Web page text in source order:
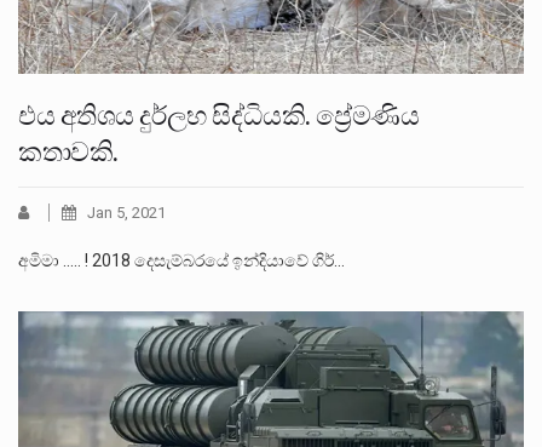
එය අතිශය දුර්ලභ සිද්ධියකි. ප්‍රේමණිය
කතාවකි.
Jan 5, 2021
අමිමා ..... ! 2018 දෙසැම්බරයේ ඉන්දියාවේ ගිර්…